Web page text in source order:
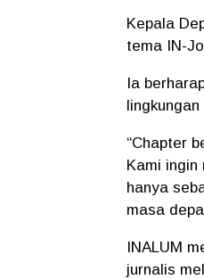
Kepala
tema IN-
Ia
“Chapter
Kami ingin
hanya
masa
INALUM
jurnalis